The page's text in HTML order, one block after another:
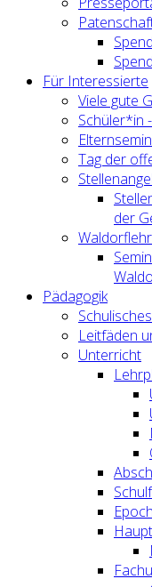
Für Interessierte
Viele gute
Schüler*in
Tag der
der
Pädagogik
Leitfäden
Unterricht